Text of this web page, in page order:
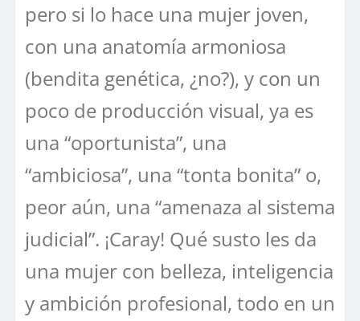
pero si lo hace una mujer joven,
con una anatomía armoniosa
(bendita genética, ¿no?), y con un
poco de producción visual, ya es
una “oportunista”, una
“ambiciosa”, una “tonta bonita” o,
peor aún, una “amenaza al sistema
judicial”. ¡Caray! Qué susto les da
una mujer con belleza, inteligencia
y ambición profesional, todo en un